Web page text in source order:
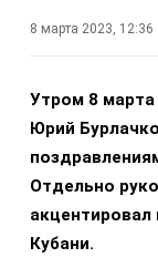
8 марта 2023, 12:36
Утром 8 марта
Юрий
Отдельно
акцентировал
Кубани.